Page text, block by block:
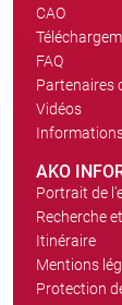
CAO
FAQ
Partenaires
Vidéos
AKO
Portrait de
Recherche
Itinéraire
Mentions
Protection